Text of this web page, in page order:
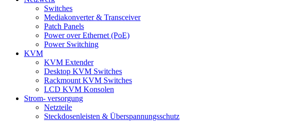
Switches
Mediakonverter & Transceiver
Patch Panels
Power over Ethernet (PoE)
Power Switching
KVM
KVM Extender
Desktop KVM Switches
Rackmount KVM Switches
LCD KVM Konsolen
Strom- versorgung
Netzteile
Steckdosenleisten & Überspannungsschutz